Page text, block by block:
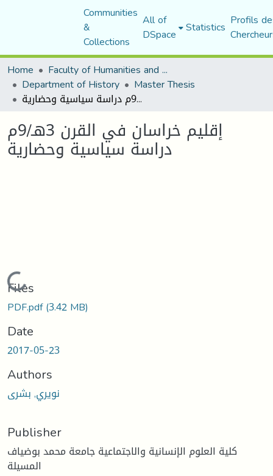
Communities
&
Collections
All of
DSpace Statistics Profils
Home
Faculty of Humanities and Social Sciences
Department of History Master Thesis
إقليم خراسان في القرن 3هـ/9م دراسة سياسية وحضارية
إقليم خراسان في القرن 3هـ/9م
دراسة سياسية وحضارية
Loading...
Files
PDF.pdf(3.42 MB)
Date
2017-05-23
Authors
نويري, بشرى
Publisher
كلية العلوم الإنسانية والاجتماعية جامعة محمد بوضياف
المسيلة